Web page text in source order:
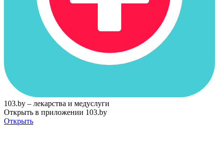
103.by – лекарства и медуслуги
Открыть в приложении 103.by
Открыть